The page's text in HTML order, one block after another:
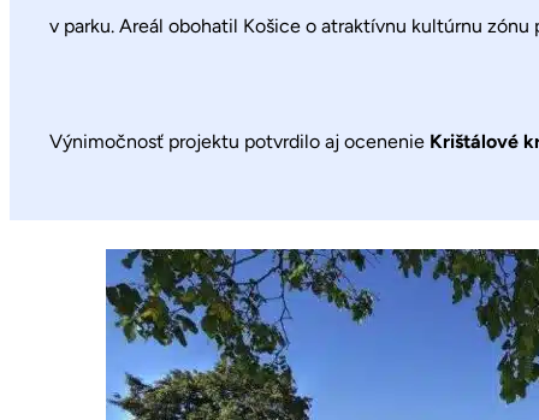
v parku. Areál obohatil Košice o atraktívnu kultúrnu
Výnimočnosť projektu potvrdilo aj ocenenie Krištálové